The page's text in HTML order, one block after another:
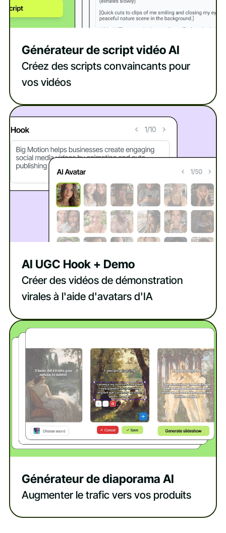
Générateur de script vidéo AI
Créez des scripts convaincants pour
vos vidéos
AI UGC Hook + Demo
Créer des vidéos de démonstration
virales à l'aide d'avatars d'IA
Générateur de diaporama AI
Augmenter le trafic vers vos produits